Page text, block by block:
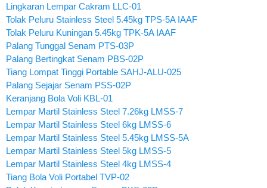
Lingkaran Lempar Cakram LLC-01
Tolak Peluru Stainless Steel 5.45kg TPS-5A IAAF
Tolak Peluru Kuningan 5.45kg TPK-5A IAAF
Palang Tunggal Senam PTS-03P
Palang Bertingkat Senam PBS-02P
Tiang Lompat Tinggi Portable SAHJ-ALU-025
Palang Sejajar Senam PSS-02P
Keranjang Bola Voli KBL-01
Lempar Martil Stainless Steel 7.26kg LMSS-7
Lempar Martil Stainless Steel 6kg LMSS-6
Lempar Martil Stainless Steel 5.45kg LMSS-5A
Lempar Martil Stainless Steel 5kg LMSS-5
Lempar Martil Stainless Steel 4kg LMSS-4
Tiang Bola Voli Portabel TVP-02